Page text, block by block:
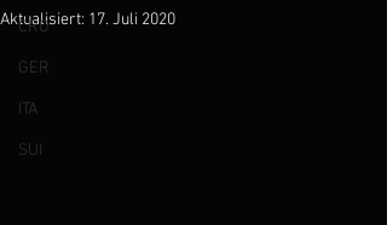
CRO
GER
ITA
SUI
Aktualisiert: 17. Juli 2020